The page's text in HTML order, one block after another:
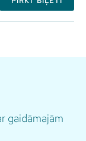
gaidāmajām